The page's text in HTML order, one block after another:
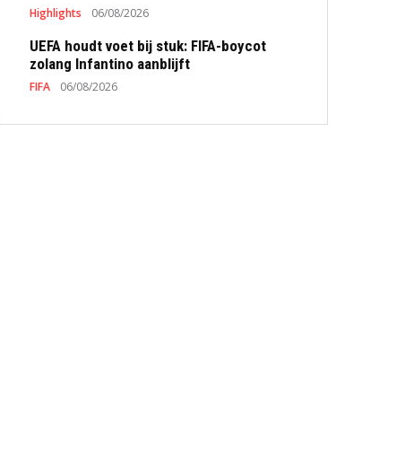
Highlights 06/08/2026
UEFA houdt voet bij stuk: FIFA-boycot
zolang Infantino aanblijft
FIFA 06/08/2026